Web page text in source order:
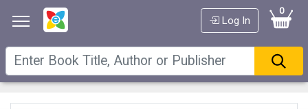
Log In
0